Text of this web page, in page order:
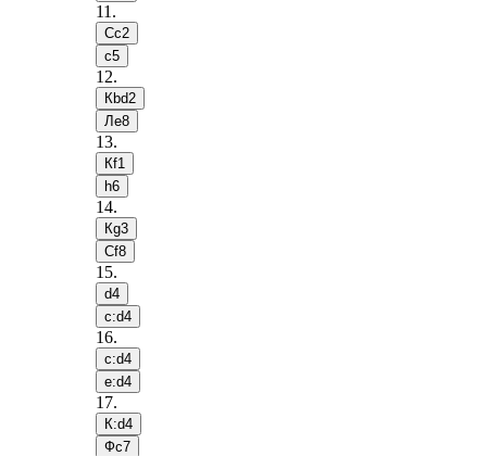
11 .
Сc2
c5
12.
Кbd2
Лe8
13.
Кf1
h6
14.
Кg3
Сf8
15.
d4
c:d4
16.
c:d4
e:d4
17.
К:d4
Фc7